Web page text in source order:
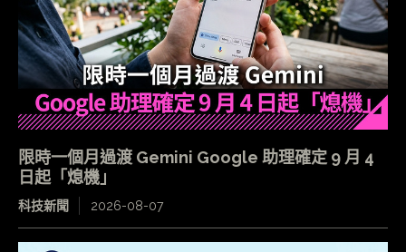
限時一個月過渡 Gemini Google 助理確定 9 月 4
日起「熄機」
科技新聞 2026-08-07